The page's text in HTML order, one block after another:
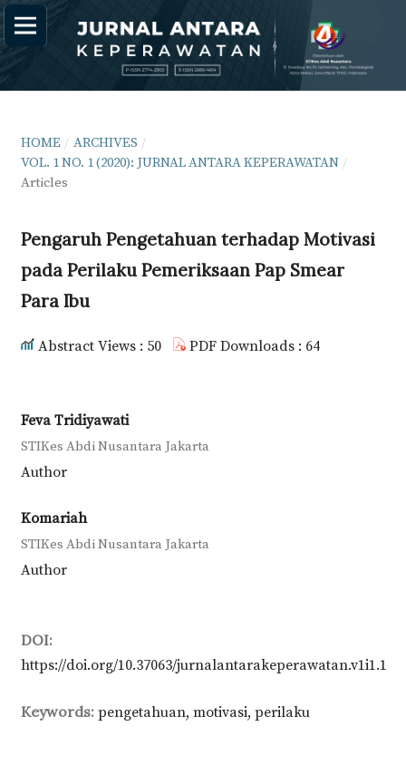
HOME / ARCHIVES /
VOL. 1 NO. 1 (2020): JURNAL ANTARA KEPERAWATAN /
Articles
Pengaruh Pengetahuan terhadap Motivasi
pada Perilaku Pemeriksaan Pap Smear
Para Ibu
Abstract Views : 50 PDF Downloads : 64
Feva Tridiyawati
STIKes Abdi Nusantara Jakarta
Author
Komariah
STIKes Abdi Nusantara Jakarta
Author
DOI:
https://doi.org/10.37063/jurnalantarakeperawatan.v1i1.1
Keywords: pengetahuan, motivasi, perilaku